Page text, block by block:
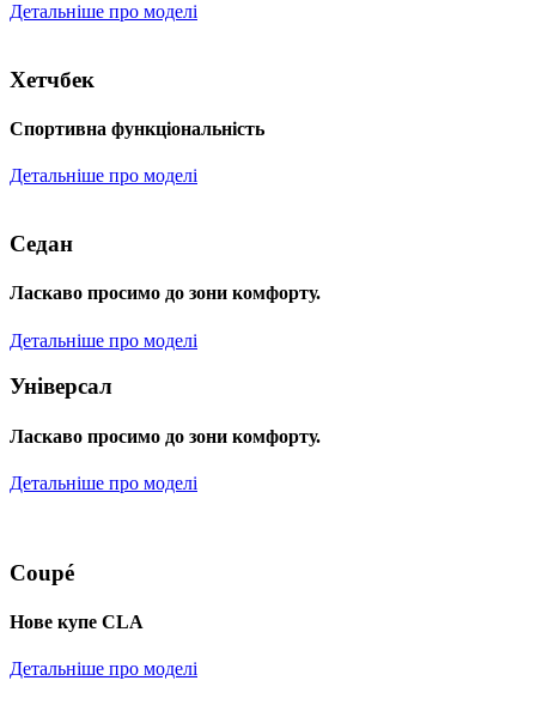
Детальніше про моделі
Хетчбек
Спортивна функціональність
Детальніше про моделі
Седан
Ласкаво просимо до зони комфорту.
Детальніше про моделі
Універсал
Ласкаво просимо до зони комфорту.
Детальніше про моделі
Coupé
Нове купе CLA
Детальніше про моделі